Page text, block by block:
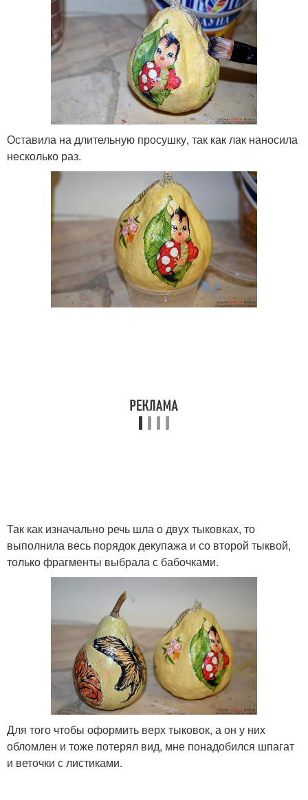
Оставила на длительную просушку, так как лак наносила
несколько раз.
Так как изначально речь шла о двух тыковках, то
выполнила весь порядок декупажа и со второй тыквой,
только фрагменты выбрала с бабочками.
Для того чтобы оформить верх тыковок, а он у них
обломлен и тоже потерял вид, мне понадобился шпагат
и веточки с листиками.